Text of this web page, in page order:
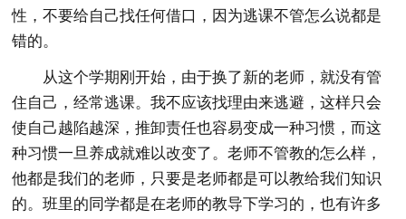
性，不要给自己找任何借口，因为逃课不管怎么说都是
错的。
从这个学期刚开始，由于换了新的老师，就没有管
住自己，经常逃课。我不应该找理由来逃避，这样只会
使自己越陷越深，推卸责任也容易变成一种习惯，而这
种习惯一旦养成就难以改变了。老师不管教的怎么样，
他都是我们的老师，只要是老师都是可以教给我们知识
的。班里的同学都是在老师的教导下学习的，也有许多